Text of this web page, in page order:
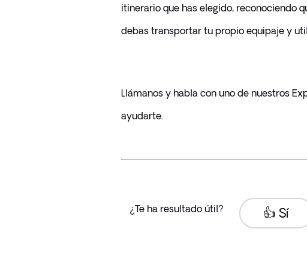
itinerario que has elegido, reconociendo
debas transportar tu propio equipaje y
Llámanos y habla con uno de nuestros
ayudarte.
¿Te ha resultado útil? 👍 Sí